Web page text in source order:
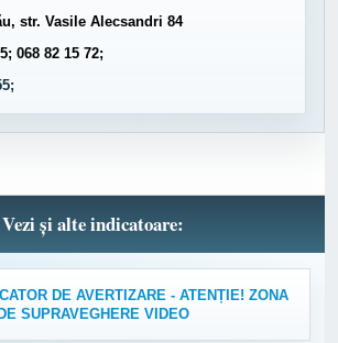
str. Vasile Alecsandri 84
068 82 15 72;
Vezi și alte indicatoare:
DE AVERTIZARE - ATENȚIE! ZONA
DE SUPRAVEGHERE VIDEO